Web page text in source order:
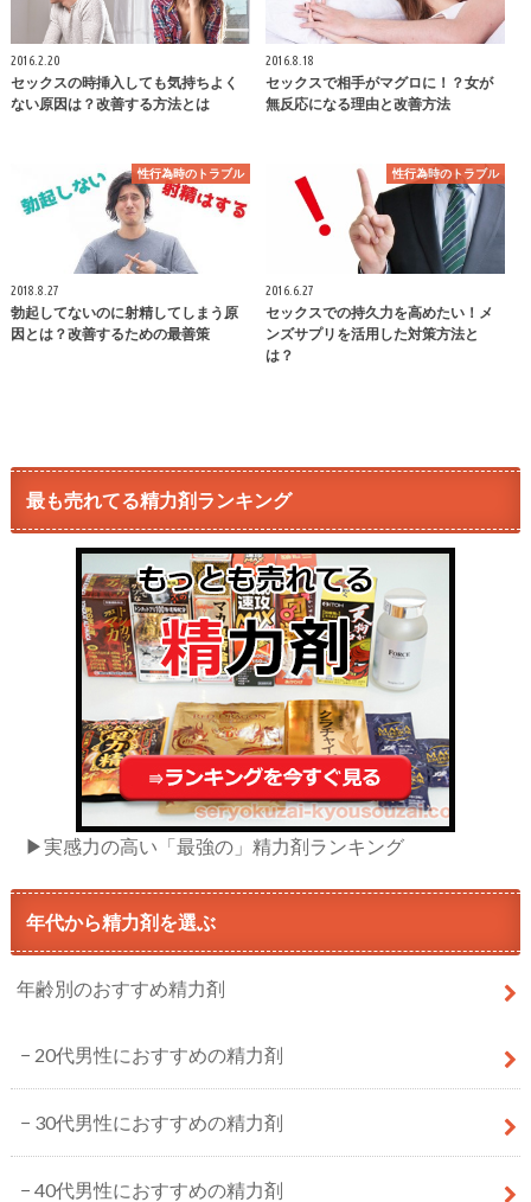
2016.2.20
セックスの時挿入しても気持ちよく
ない原因は？改善する方法とは
2016.8.18
セックスで相手がマグロに！？女が
無反応になる理由と改善方法
性行為時のトラブル
2018.8.27
勃起してないのに射精してしまう原
因とは？改善するための最善策
性行為時のトラブル
2016.6.27
セックスでの持久力を高めたい！メ
ンズサプリを活用した対策方法と
は？
最も売れてる精力剤ランキング
▶実感力の高い「最強の」精力剤ランキング
年代から精力剤を選ぶ
年齢別のおすすめ精力剤
20代男性におすすめの精力剤
30代男性におすすめの精力剤
40代男性におすすめの精力剤